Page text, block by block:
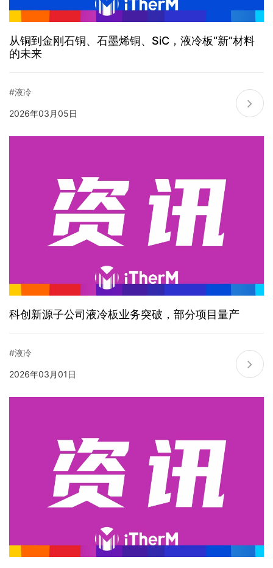
从铜到金刚石铜、石墨烯铜、SiC，液冷板“新”材料
的未来
#液冷
2026年03月05日
科创新源子公司液冷板业务突破，部分项目量产
#液冷
2026年03月01日